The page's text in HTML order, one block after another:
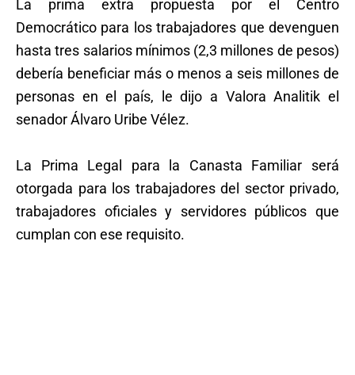
La prima extra propuesta por el Centro
Democrático para los trabajadores que devenguen
hasta tres salarios mínimos (2,3 millones de pesos)
debería beneficiar más o menos a seis millones de
personas en el país, le dijo a Valora Analitik el
senador Álvaro Uribe Vélez.
La Prima Legal para la Canasta Familiar será
otorgada para los trabajadores del sector privado,
trabajadores oficiales y servidores públicos que
cumplan con ese requisito.